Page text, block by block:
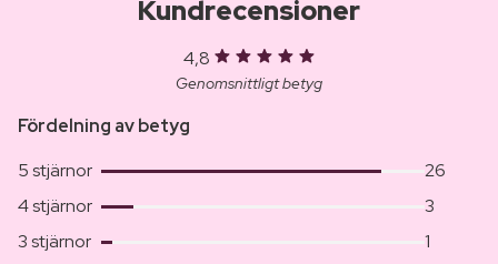
Kundrecensioner
4,8
Genomsnittligt betyg
Fördelning av betyg
5 stjärnor
26
4 stjärnor
3
3 stjärnor
1